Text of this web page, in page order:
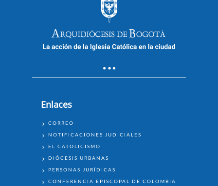
Enlaces
ENLACES
CORREO
NOTIFICACIONES JUDICIALES
EL CATOLICISMO
DIÓCESIS URBANAS
PERSONAS JURÍDICAS
CONFERENCIA EPISCOPAL DE COLOMBIA